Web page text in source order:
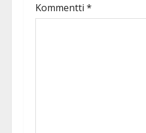
Kommentti *